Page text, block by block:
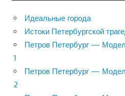
Идеальные города
Истоки Петербургской
Петров Петербург —
1
Петров Петербург —
2